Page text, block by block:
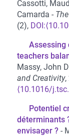
Cassotti,
Camarda
(2),
Assessing
teachers
Massy, John
and Creativity,
⟨10.1016/
Potentiel
déterminants
envisager ?